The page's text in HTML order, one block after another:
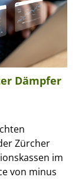
Dämpfer
Zürcher
im
von minus